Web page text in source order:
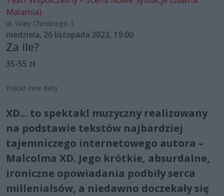
Malarnia)
ul. Wały Chrobrego 3
niedziela, 26 listopada 2023, 19:00
Za ile?
35-55 zł
Pokaż inne daty
XD... to spektakl muzyczny realizowany
na podstawie tekstów najbardziej
tajemniczego internetowego autora –
Malcolma XD. Jego krótkie, absurdalne,
ironiczne opowiadania podbiły serca
millenialsów, a niedawno doczekały się